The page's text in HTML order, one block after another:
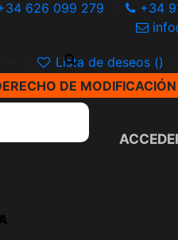
626 099 279
+34
Lista de deseos ()
DE